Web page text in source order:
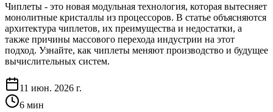
Чиплеты - это новая модульная технология, которая вытесняет
монолитные кристаллы из процессоров. В статье объясняются
архитектура чиплетов, их преимущества и недостатки, а
также причины массового перехода индустрии на этот
подход. Узнайте, как чиплеты меняют производство и будущее
вычислительных систем.
11 июн. 2026 г.
6 мин